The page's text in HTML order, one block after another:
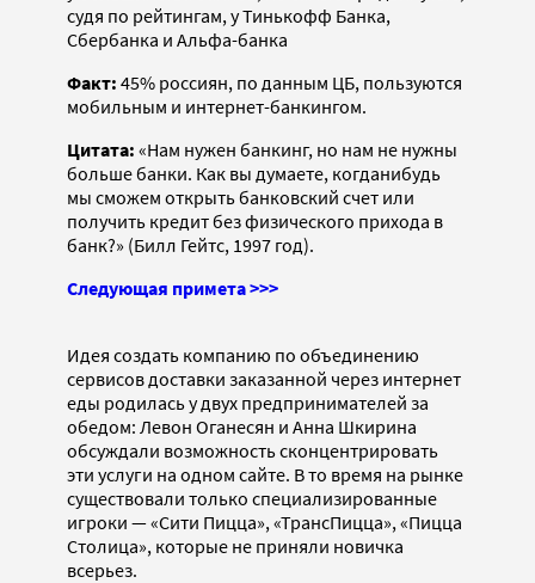
судя по рейтингам, у Тинькофф Банка,
Сбербанка и Альфа-банка
Факт: 45% россиян, по данным ЦБ, пользуются
мобильным и интернет-банкингом.
Цитата: «Нам нужен банкинг, но нам не нужны
больше банки. Как вы думаете, когда­нибудь
мы сможем открыть банковский счет или
получить кредит без физического прихода в
банк?» (Билл Гейтс, 1997 год).
Следующая примета >>>
Идея создать компанию по объединению
сервисов доставки заказанной через интернет
еды родилась у двух предпринимателей за
обедом: Левон Оганесян и Анна Шкирина
обсуждали возможность сконцентрировать
эти услуги на одном сайте. В то время на рынке
существовали только специализированные
игроки — «Сити Пицца», «ТрансПицца», «Пицца
Столица», которые не приняли новичка
всерьез.